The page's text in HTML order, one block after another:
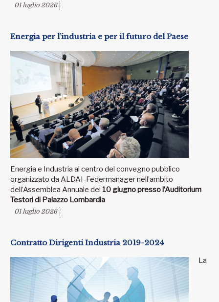
01 luglio 2026
Energia per l’industria e per il futuro del Paese
Energia e Industria al centro del convegno pubblico
organizzato da ALDAI-Federmanager nell’ambito
dell’Assemblea Annuale del 10 giugno presso l’Auditorium
Testori di Palazzo Lombardia
01 luglio 2026
Contratto Dirigenti Industria 2019-2024
La